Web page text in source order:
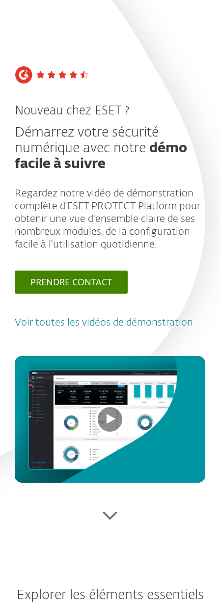
Nouveau chez ESET ?
Démarrez votre sécurité
numérique avec notre démo
facile à suivre
Regardez notre vidéo de démonstration
complète d'ESET PROTECT Platform pour
obtenir une vue d'ensemble claire de ses
nombreux modules, de la configuration
facile à l'utilisation quotidienne.
PRENDRE CONTACT
Voir toutes les vidéos de démonstration
Explorer les éléments essentiels